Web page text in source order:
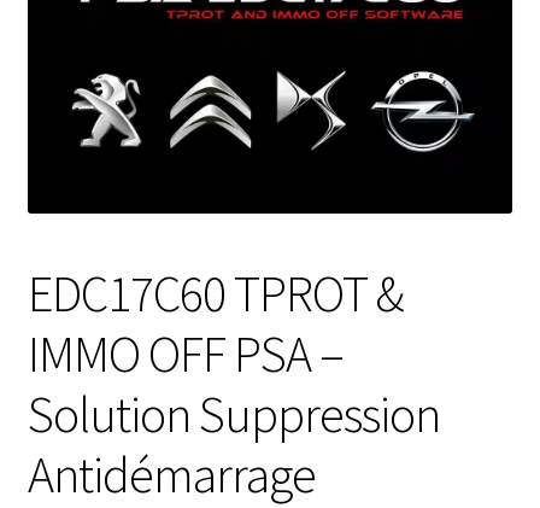
EDC17C60 TPROT &
IMMO OFF PSA –
Solution Suppression
Antidémarrage